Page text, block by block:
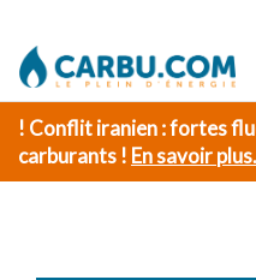
! Conflit iranien : fortes
carburants ! En savoir